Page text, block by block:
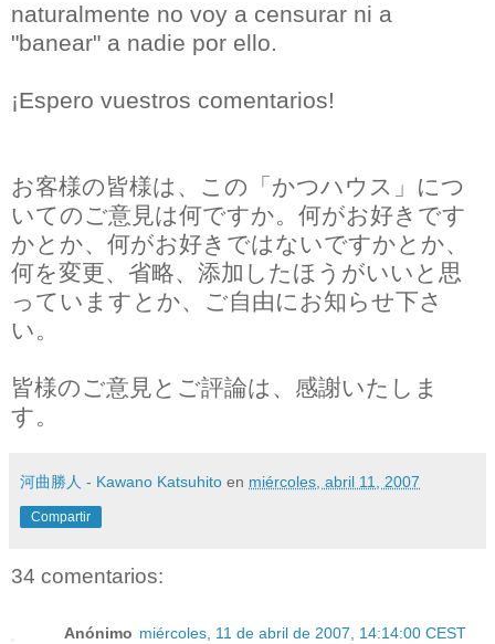
naturalmente no voy a censurar ni a
"banear" a nadie por ello.
¡Espero vuestros comentarios!
お客様の皆様は、この「かつハウス」につ
いてのご意見は何ですか。何がお好きです
かとか、何がお好きではないですかとか、
何を変更、省略、添加したほうがいいと思
っていますとか、ご自由にお知らせ下さ
い。
皆様のご意見とご評論は、感謝いたしま
す。
河曲勝人 - Kawano Katsuhito en miércoles, abril 11, 2007
Compartir
34 comentarios:
Anónimo miércoles, 11 de abril de 2007, 14:14:00 CEST